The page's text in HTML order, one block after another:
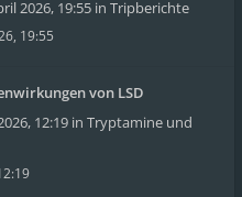
2026, 19:55 in Tripberichte
19:55
von LSD
12:19 in Tryptamine und